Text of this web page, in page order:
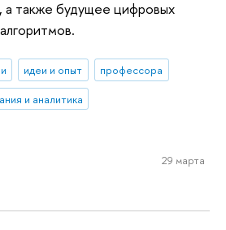
а также будущее цифровых
идеи и опыт
профессора
и аналитика
29 марта